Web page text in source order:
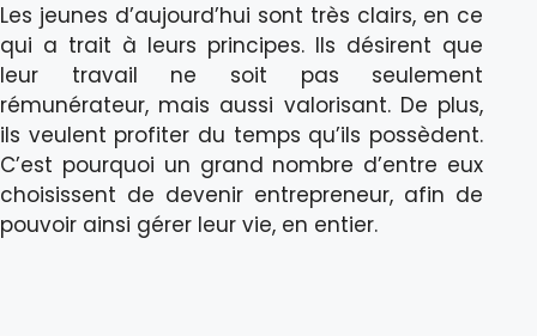
Les jeunes d’aujourd’hui sont très clairs, en ce
qui a trait à leurs principes. Ils désirent que
leur travail ne soit pas seulement
rémunérateur, mais aussi valorisant. De plus,
ils veulent profiter du temps qu’ils possèdent.
C’est pourquoi un grand nombre d’entre eux
choisissent de devenir entrepreneur, afin de
pouvoir ainsi gérer leur vie, en entier.